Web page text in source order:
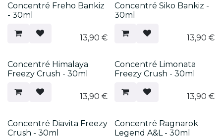
Concentré Freho Bankiz
- 30ml
13,90 €
Concentré Siko Bankiz -
30ml
13,90 €
Concentré Himalaya
Freezy Crush - 30ml
13,90 €
Concentré Limonata
Freezy Crush - 30ml
13,90 €
Concentré Diavita Freezy
Crush - 30ml
Concentré Ragnarok
Legend A&L - 30ml